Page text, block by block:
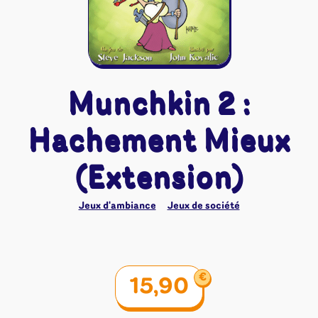
Naruto Mythos
Autres
Tapis de jeu
Munchkin 2 :
Hachement Mieux
(Extension)
Jeux d'ambiance Jeux de société
15,90 €